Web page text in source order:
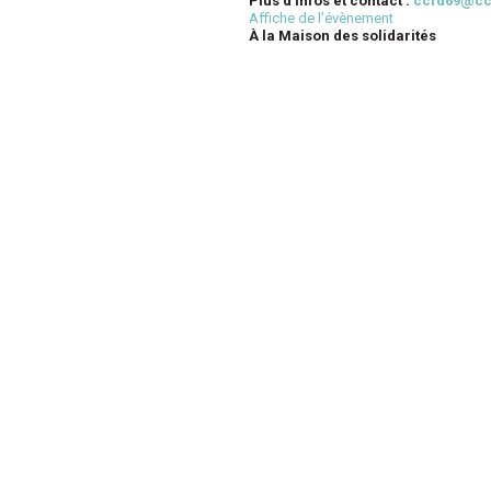
Affiche de l’évènement
À la Maison des solidarités